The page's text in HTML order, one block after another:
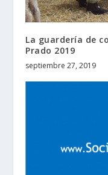
La guardería de
Prado 2019
septiembre 27, 2019